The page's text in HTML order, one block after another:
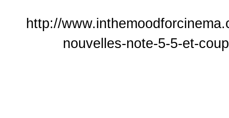
http://
nouvelles-note-5-5-et-